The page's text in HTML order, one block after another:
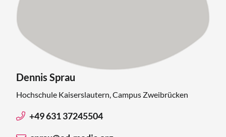
Dennis Sprau
Hochschule Kaiserslautern, Campus Zweibrücken
+49 631 37245504